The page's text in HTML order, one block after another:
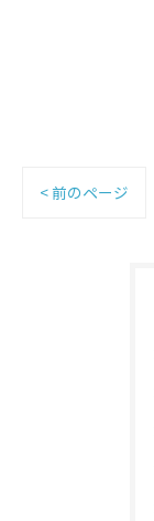
< 前のページ